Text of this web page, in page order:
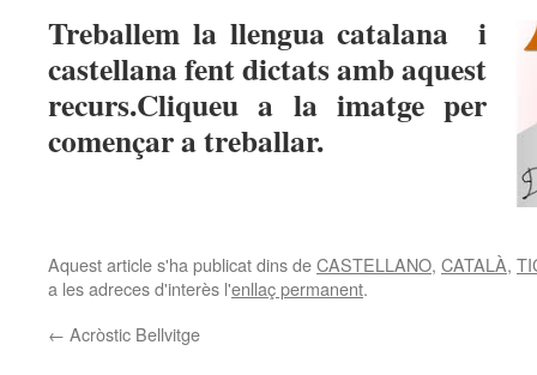
Treballem la llengua catalana i
castellana fent dictats amb aquest
recurs.Cliqueu a la imatge per
començar a treballar.
Aquest article s'ha publicat dins deCASTELLANO, CATALÀ,
a les adreces d'interès l'enllaç permanent.
← Acròstic Bellvitge